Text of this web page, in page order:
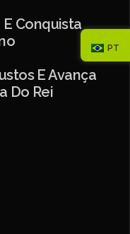
Conquista
E Avança
Do Rei
PT